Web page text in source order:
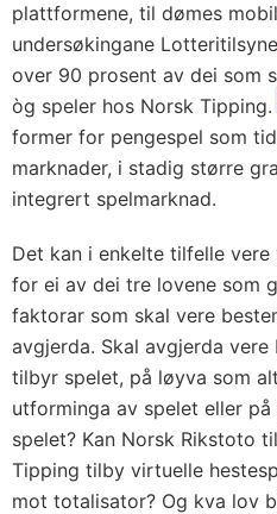
plattformene, til dømes
undersøkingane
over 90 prosent av dei som
òg speler hos Norsk Tipping.
former for pengespel som
marknader, i stadig større
integrert spelmarknad.
Det kan i enkelte tilfelle
for ei av dei tre lovene som
faktorar som skal vere
avgjerda. Skal avgjerda
tilbyr spelet, på løyva som
utforminga av spelet eller
spelet? Kan Norsk Rikstoto
Tipping tilby virtuelle
mot totalisator? Og kva lov